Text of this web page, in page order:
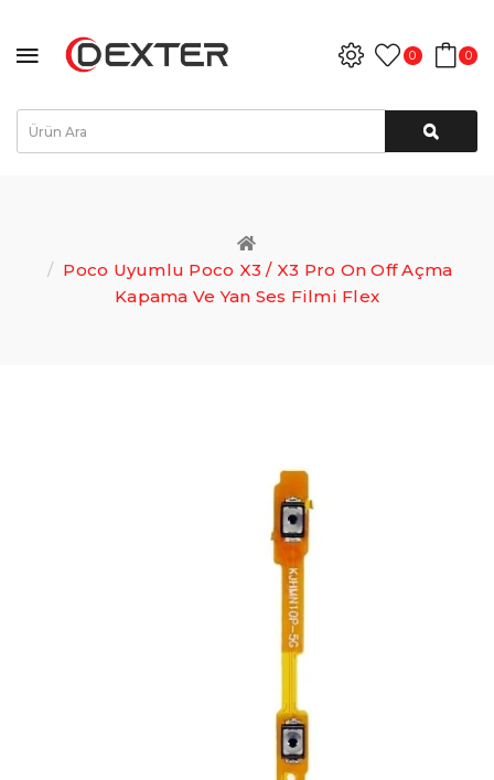
0 0
Poco Uyumlu Poco X3 / X3 Pro On Off Açma
Kapama Ve Yan Ses Filmi Flex